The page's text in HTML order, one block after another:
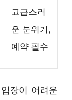
고급스러
운 분위기,
예약 필수
장이 어려운